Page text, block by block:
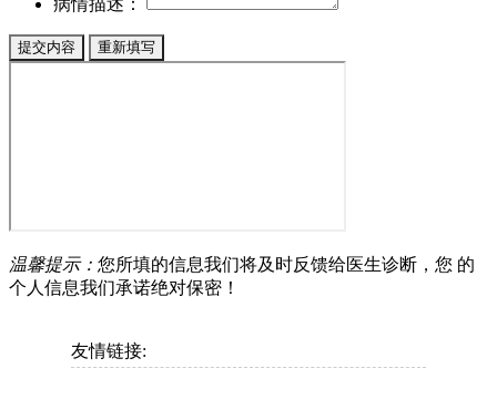
病情描述：
温馨提示： 您所填的信息我们将及时反馈给医生诊断，您 的
个人信息我们承诺绝对保密！
友情链接: